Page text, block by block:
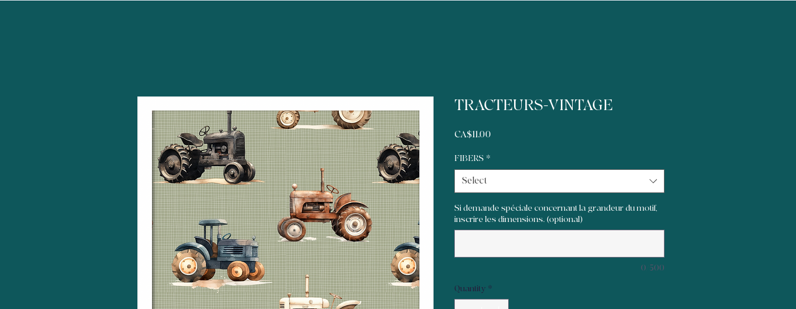
TRACTEURS-VINTAGE
CA$11.00
FIBERS *
Select
Si demande spéciale concernant la grandeur du motif,
inscrire les dimensions. (optional)
0/500
Quantity *